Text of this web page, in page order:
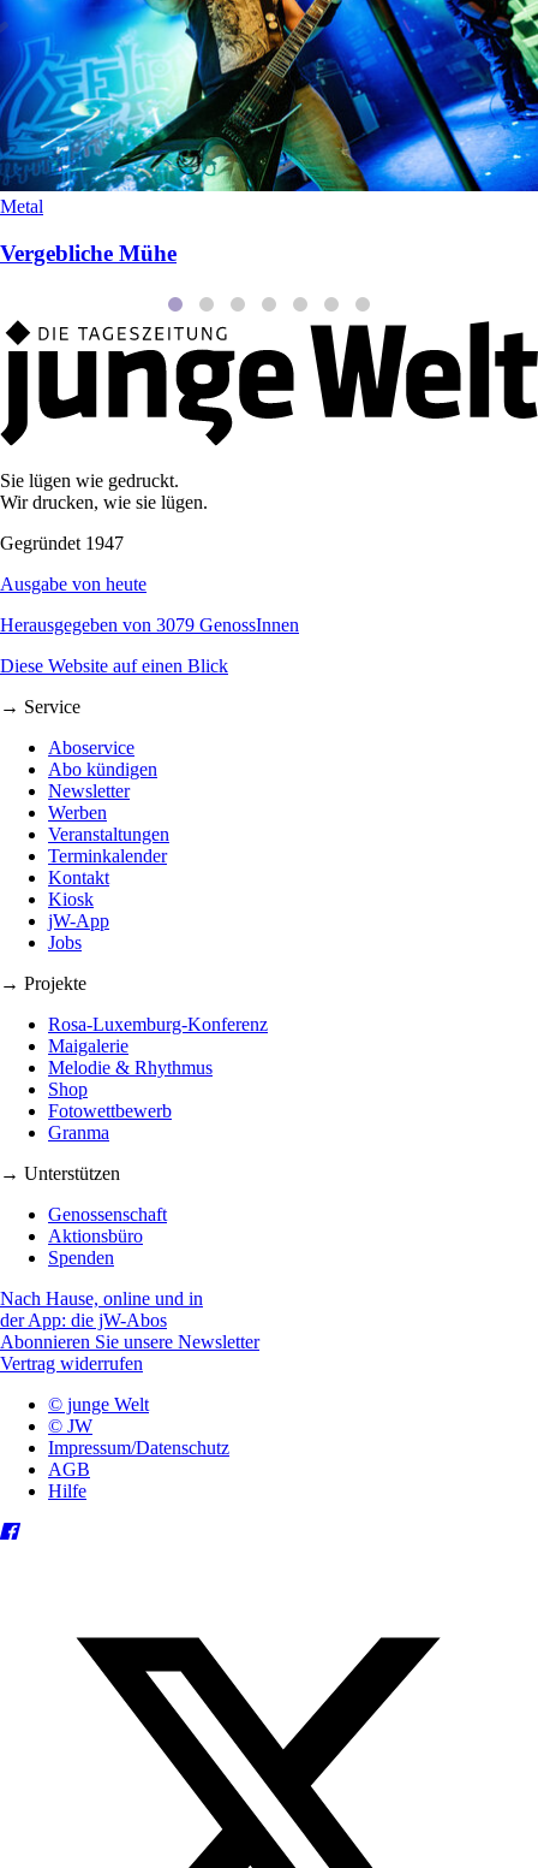
Metal
Vergebliche Mühe
Sie lügen wie gedruckt.
Wir drucken, wie sie lügen.
Gegründet 1947
Ausgabe von heute
Herausgegeben von 3079 GenossInnen
Diese Website auf einen Blick
→ Service
Aboservice
Abo kündigen
Newsletter
Werben
Veranstaltungen
Terminkalender
Kontakt
Kiosk
jW-App
Jobs
→ Projekte
Rosa-Luxemburg-Konferenz
Maigalerie
Melodie & Rhythmus
Shop
Fotowettbewerb
Granma
→ Unterstützen
Genossenschaft
Aktionsbüro
Spenden
Nach Hause, online und in
der App: die jW-Abos
Abonnieren Sie unsere Newsletter
Vertrag widerrufen
© junge Welt
© JW
Impressum/Datenschutz
AGB
Hilfe